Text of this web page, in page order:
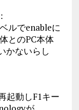
ルでenableに
とのPC本体
かないらし
起動しF1キー